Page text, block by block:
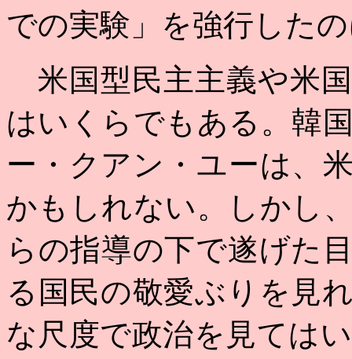
での実験」を強行した
米国型民主主義や米
はいくらでもある。韓
ー・クアン・ユーは、
かもしれない。しかし
らの指導の下で遂げた
る国民の敬愛ぶりを見
な尺度で政治を見ては